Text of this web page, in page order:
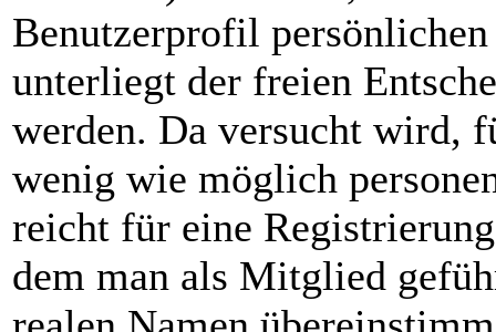
Benutzerprofil
unterliegt der freien
werden. Da versucht wird,
wenig wie möglich
reicht für eine
dem man als Mitglied